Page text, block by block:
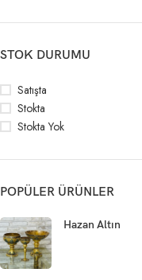
STOK DURUMU
Satışta
Stokta
Stokta Yok
POPÜLER ÜRÜNLER
Hazan Altın